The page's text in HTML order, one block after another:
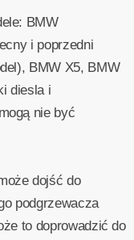
BMW
i poprzedni
BMW X5, BMW
diesla i
nie być
dojść do
podgrzewacza
to doprowadzić do